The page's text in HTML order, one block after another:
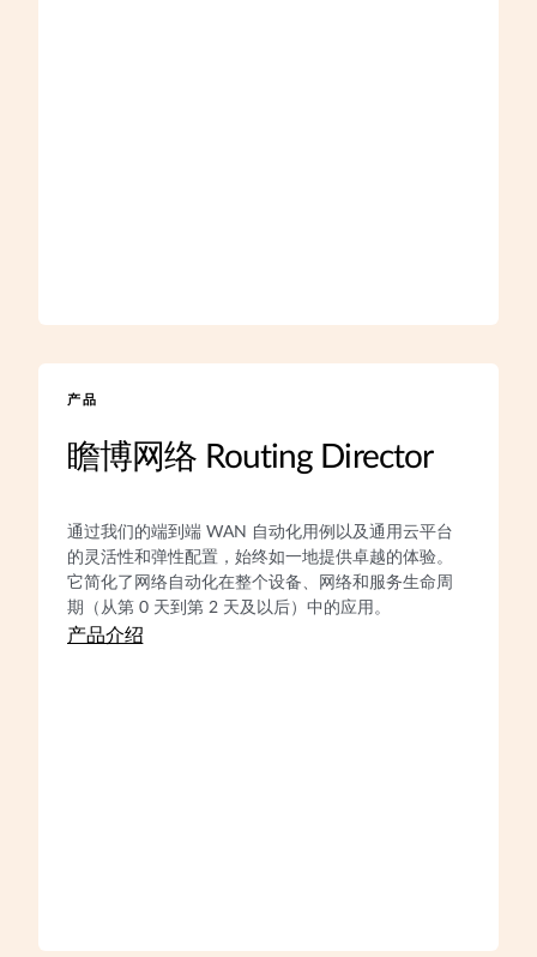
产品
瞻博网络 Routing Director
通过我们的端到端 WAN 自动化用例以及通用云平台
的灵活性和弹性配置，始终如一地提供卓越的体验。
它简化了网络自动化在整个设备、网络和服务生命周
期（从第 0 天到第 2 天及以后）中的应用。
产品介绍